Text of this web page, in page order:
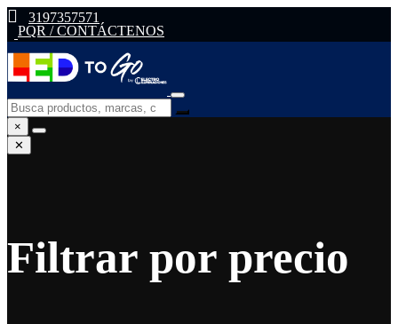
3197357571
PQR / CONTÁCTENOS
×
✕
Filtrar por precio